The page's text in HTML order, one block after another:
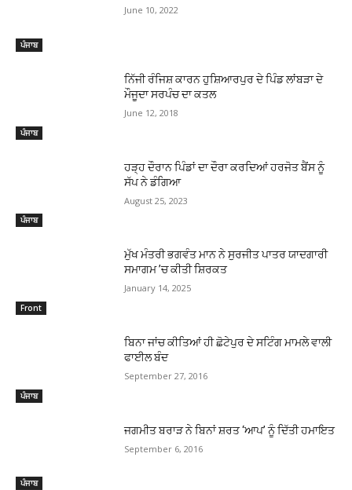
ਪੰਜਾਬ
June 10, 2022
ਪੰਜਾਬ
ਨਿੱਜੀ ਰੰਜਿਸ਼ ਕਾਰਨ ਹੁਸ਼ਿਆਰਪੁਰ ਦੇ ਪਿੰਡ ਲਾਂਬੜਾ ਦੇ
ਮੌਜੂਦਾ ਸਰਪੰਚ ਦਾ ਕਤਲ
June 12, 2018
ਪੰਜਾਬ
ਹੜ੍ਹ ਦੌਰਾਨ ਪਿੰਡਾਂ ਦਾ ਦੌਰਾ ਕਰਦਿਆਂ ਹਰਜੋਤ ਬੈਂਸ ਨੂੰ
ਸੱਪ ਨੇ ਡੰਗਿਆ
August 25, 2023
Front
ਮੁੱਖ ਮੰਤਰੀ ਭਗਵੰਤ ਮਾਨ ਨੇ ਸੁਰਜੀਤ ਪਾਤਰ ਯਾਦਗਾਰੀ
ਸਮਾਗਮ ’ਚ ਕੀਤੀ ਸ਼ਿਰਕਤ
January 14, 2025
ਪੰਜਾਬ
ਬਿਨਾ ਜਾਂਚ ਕੀਤਿਆਂ ਹੀ ਛੋਟੇਪੁਰ ਦੇ ਸਟਿੰਗ ਮਾਮਲੇ ਵਾਲੀ
ਫਾਈਲ ਬੰਦ
September 27, 2016
ਪੰਜਾਬ
ਜਗਮੀਤ ਬਰਾੜ ਨੇ ਬਿਨਾਂ ਸ਼ਰਤ ‘ਆਪ’ ਨੂੰ ਦਿੱਤੀ ਹਮਾਇਤ
September 6, 2016